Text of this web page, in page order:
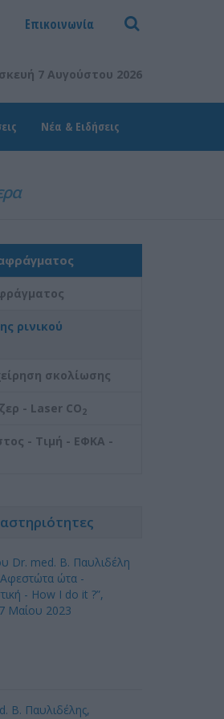
Επικοινωνία
7 Αυγούστου 2026
Νέα & Ειδήσεις
ρινικού
σκολίωσης
- Laser CO 2
- Τιμή - ΕΦΚΑ -
Dr. med. B. Παυλιδέλη
ώτα -
- How I do it ?”,
Mαίου 2023
Β. Παυλιδέλης,